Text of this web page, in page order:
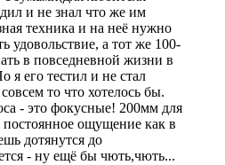
и не знал что же им
техника и на неё нужно
удовольствие, а тот же 100-
в повседневной жизни в
я его тестил и не стал
то что хотелось бы.
- это фокусные! 200мм для
постоянное ощущение как в
дотянутся до
- ну ещё бы чють,чють...